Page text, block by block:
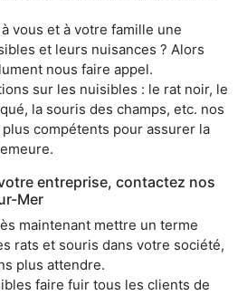
vous et à votre famille une
et leurs nuisances ? Alors
nous faire appel.
sur les nuisibles : le rat noir, le
la souris des champs, etc. nos
compétents pour assurer la
entreprise, contactez nos
Mer
maintenant mettre un terme
rats et souris dans votre société,
plus attendre.
faire fuir tous les clients de